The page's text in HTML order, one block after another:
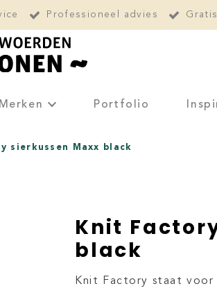
Professioneel advies
Merken Portfolio
sierkussen Maxx black
Knit
black
Knit Factory staat voor